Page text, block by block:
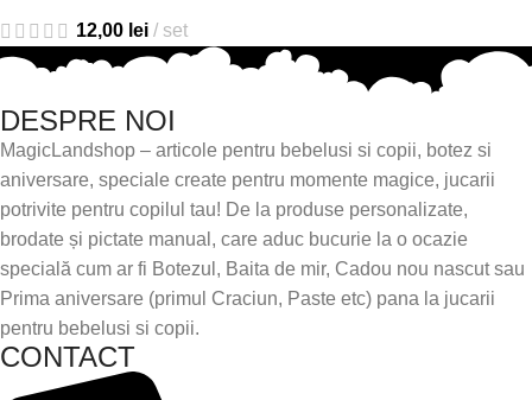
12,00 lei set
DESPRE NOI
MagicLandshop – articole pentru bebelusi si copii, botez si
aniversare, speciale create pentru momente magice, jucarii
potrivite pentru copilul tau! De la produse personalizate,
brodate și pictate manual, care aduc bucurie la o ocazie
specială cum ar fi Botezul, Baita de mir, Cadou nou nascut sau
Prima aniversare (primul Craciun, Paste etc) pana la jucarii
pentru bebelusi si copii.
CONTACT